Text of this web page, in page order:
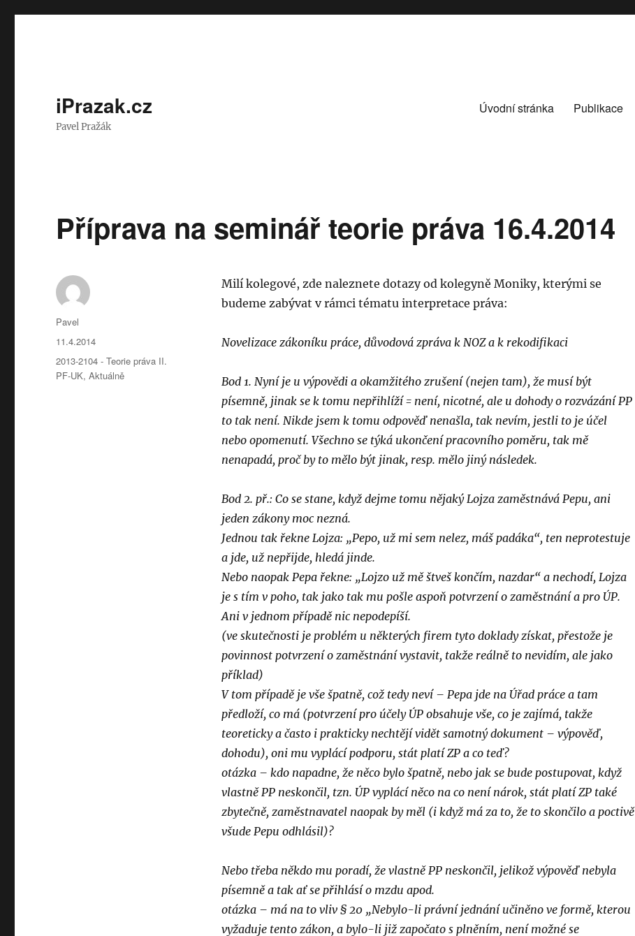
iPrazak.cz
Pavel Pražák
Úvodní stránka Publikace
Příprava na seminář teorie práva 16.4.2014
Milí kolegové, zde naleznete dotazy od kolegyně Moniky, kterými se
budeme zabývat v rámci tématu interpretace práva:
Novelizace zákoníku práce, důvodová zpráva k NOZ a k rekodifikaci
Bod 1. Nyní je u výpovědi a okamžitého zrušení (nejen tam), že musí být
písemně, jinak se k tomu nepřihlíží = není, nicotné, ale u dohody o rozvázání PP
to tak není. Nikde jsem k tomu odpověď nenašla, tak nevím, jestli to je účel
nebo opomenutí. Všechno se týká ukončení pracovního poměru, tak mě
nenapadá, proč by to mělo být jinak, resp. mělo jiný následek.
Bod 2. př.: Co se stane, když dejme tomu nějaký Lojza zaměstnává Pepu, ani
jeden zákony moc nezná.
Jednou tak řekne Lojza: „Pepo, už mi sem nelez, máš padáka“, ten neprotestuje
a jde, už nepřijde, hledá jinde.
Nebo naopak Pepa řekne: „Lojzo už mě štveš končím, nazdar“ a nechodí, Lojza
je s tím v poho, tak jako tak mu pošle aspoň potvrzení o zaměstnání a pro ÚP.
Ani v jednom případě nic nepodepíší.
(ve skutečnosti je problém u některých firem tyto doklady získat, přestože je
povinnost potvrzení o zaměstnání vystavit, takže reálně to nevidím, ale jako
příklad)
V tom případě je vše špatně, což tedy neví – Pepa jde na Úřad práce a tam
předloží, co má (potvrzení pro účely ÚP obsahuje vše, co je zajímá, takže
teoreticky a často i prakticky nechtějí vidět samotný dokument – výpověď,
dohodu), oni mu vyplácí podporu, stát platí ZP a co teď?
otázka – kdo napadne, že něco bylo špatně, nebo jak se bude postupovat, když
vlastně PP neskončil, tzn. ÚP vyplácí něco na co není nárok, stát platí ZP také
zbytečně, zaměstnavatel naopak by měl (i když má za to, že to skončilo a poctivě
všude Pepu odhlásil)?
Nebo třeba někdo mu poradí, že vlastně PP neskončil, jelikož výpověď nebyla
písemně a tak ať se přihlásí o mzdu apod.
otázka – má na to vliv § 20 „Nebylo-li právní jednání učiněno ve formě, kterou
vyžaduje tento zákon, a bylo-li již započato s plněním, není možné se
Autor:
Pavel
Publikováno:
11.4.2014
Rubriky:
2013-2104 - Teorie práva II.
PF-UK,Aktuálně